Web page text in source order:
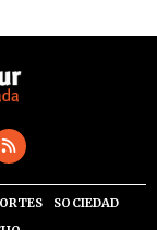
SOCIEDAD